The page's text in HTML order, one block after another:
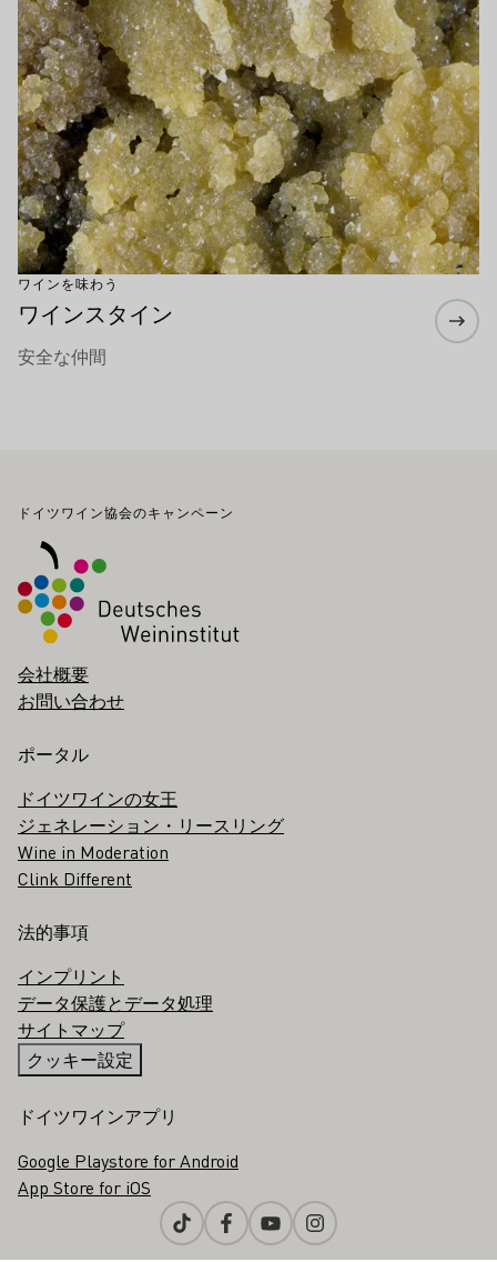
ワインを味わう
ワインスタイン
安全な仲間
フッター
ドイツワイン協会のキャンペーン
会社概要
お問い合わせ
ポータル
ドイツワインの女王
ジェネレーション・リースリング
Wine in Moderation
Clink Different
法的事項
インプリント
データ保護とデータ処理
サイトマップ
クッキー設定
ドイツワインアプリ
Google Playstore for Android
App Store for iOS
TiktokFacebookYoutubeInstagram